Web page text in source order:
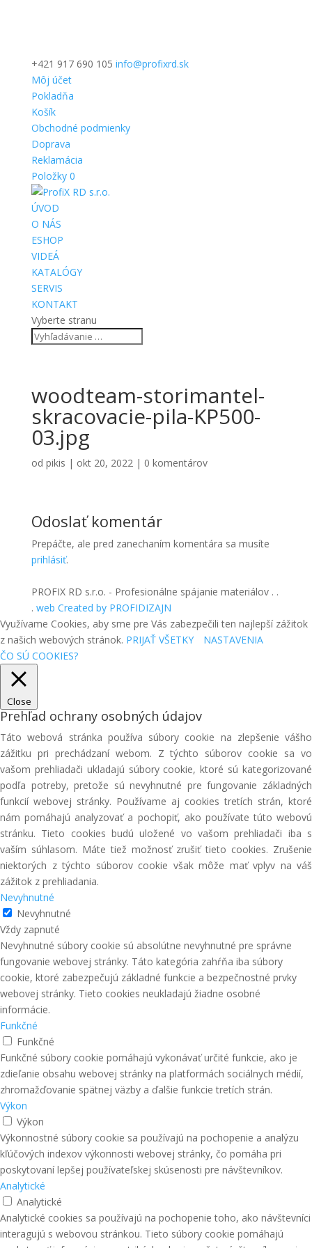
+421 917 690 105 info@profixrd.sk
Môj účet
Pokladňa
Košík
Obchodné podmienky
Doprava
Reklamácia
Položky 0
ÚVOD
O NÁS
ESHOP
VIDEÁ
KATALÓGY
SERVIS
KONTAKT
Vyberte stranu
woodteam-storimantel-
skracovacie-pila-KP500-
03.jpg
od pikis | okt 20, 2022| 0 komentárov
Odoslať komentár
Prepáčte, ale pred zanechaním komentára sa musíte
prihlásiť.
PROFIX RD s.r.o. - Profesionálne spájanie materiálov . .
. web Created by PROFIDIZAJN
Využívame Cookies, aby sme pre Vás zabezpečili ten najlepší zážitok
z našich webových stránok. PRIJAŤ VŠETKY
NASTAVENIA
ČO SÚ COOKIES?
Close
Prehľad ochrany osobných údajov
Táto webová stránka používa súbory cookie na zlepšenie vášho
zážitku pri prechádzaní webom. Z týchto súborov cookie sa vo
vašom prehliadači ukladajú súbory cookie, ktoré sú kategorizované
podľa potreby, pretože sú nevyhnutné pre fungovanie základných
funkcií webovej stránky. Používame aj cookies tretích strán, ktoré
nám pomáhajú analyzovať a pochopiť, ako používate túto webovú
stránku. Tieto cookies budú uložené vo vašom prehliadači iba s
vaším súhlasom. Máte tiež možnosť zrušiť tieto cookies. Zrušenie
niektorých z týchto súborov cookie však môže mať vplyv na váš
zážitok z prehliadania.
Nevyhnutné
Nevyhnutné
Vždy zapnuté
Nevyhnutné súbory cookie sú absolútne nevyhnutné pre správne
fungovanie webovej stránky. Táto kategória zahŕňa iba súbory
cookie, ktoré zabezpečujú základné funkcie a bezpečnostné prvky
webovej stránky. Tieto cookies neukladajú žiadne osobné
informácie.
Funkčné
Funkčné
Funkčné súbory cookie pomáhajú vykonávať určité funkcie, ako je
zdieľanie obsahu webovej stránky na platformách sociálnych médií,
zhromažďovanie spätnej väzby a ďalšie funkcie tretích strán.
Výkon
Výkon
Výkonnostné súbory cookie sa používajú na pochopenie a analýzu
kľúčových indexov výkonnosti webovej stránky, čo pomáha pri
poskytovaní lepšej používateľskej skúsenosti pre návštevníkov.
Analytické
Analytické
Analytické cookies sa používajú na pochopenie toho, ako návštevníci
interagujú s webovou stránkou. Tieto súbory cookie pomáhajú